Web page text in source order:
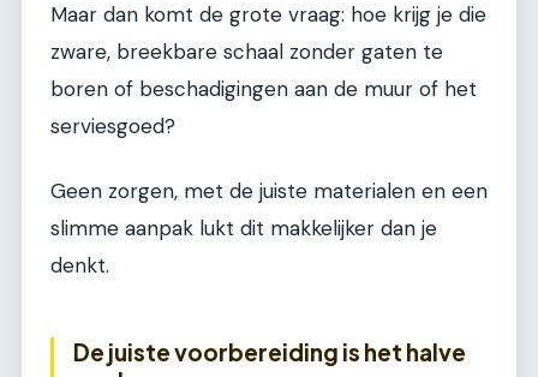
Maar dan komt de grote vraag: hoe krijg je die
zware, breekbare schaal zonder gaten te
boren of beschadigingen aan de muur of het
serviesgoed?
Geen zorgen, met de juiste materialen en een
slimme aanpak lukt dit makkelijker dan je
denkt.
De juiste voorbereiding is het halve